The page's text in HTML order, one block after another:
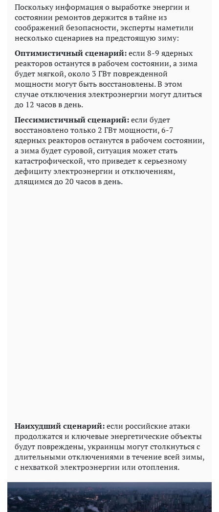
Поскольку информация о выработке энергии и
состоянии ремонтов держится в тайне из
соображений безопасности, эксперты наметили
несколько сценариев на предстоящую зиму:
Оптимистичный сценарий:если 8-9 ядерных
реакторов останутся в рабочем состоянии, а зима
будет мягкой, около 3 ГВт поврежденной
мощности могут быть восстановлены. В этом
случае отключения электроэнергии могут длиться
до 12 часов в день.
Пессимистичный сценарий:если будет
восстановлено только 2 ГВт мощности, 6-7
ядерных реакторов останутся в рабочем состоянии,
а зима будет суровой, ситуация может стать
катастрофической, что приведет к серьезному
дефициту электроэнергии и отключениям,
длящимся до 20 часов в день.
Наихудший сценарий:если российские атаки
продолжатся и ключевые энергетические объекты
будут повреждены, украинцы могут столкнуться с
длительными отключениями в течение всей зимы,
с нехваткой электроэнергии или отопления.